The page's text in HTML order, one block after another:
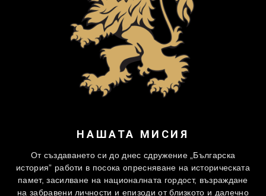
НАШАТА МИСИЯ
От създаването си до днес сдружение „Българска
история” работи в посока опресняване на историческата
памет, засилване на националната гордост, възраждане
на забравени личности и епизоди от близкото и далечно